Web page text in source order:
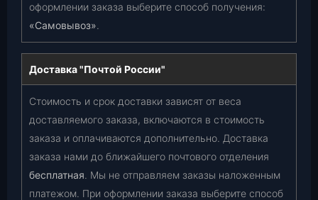
оформлении заказа выберите способ получения:
«Самовывоз».
Доставка "Почтой России"
Стоимость и срок доставки зависят от веса
доставляемого заказа, включаются в стоимость
заказа и оплачиваются дополнительно. Доставка
заказа нами до ближайшего почтового отделения
бесплатная. Мы не отправляем заказы наложенным
платежом. При оформлении заказа выберите способ